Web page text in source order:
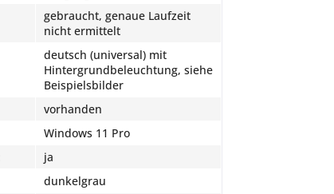
gebraucht, genaue Laufzeit
nicht ermittelt
deutsch (universal) mit
Hintergrundbeleuchtung, siehe
Beispielsbilder
vorhanden
Windows 11 Pro
ja
dunkelgrau